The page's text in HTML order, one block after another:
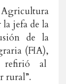
jefa de la
de la
(FIA),
refirió al
rural”.